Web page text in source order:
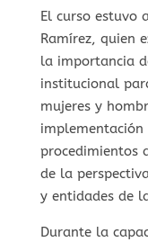
El curso estuvo
Ramírez, quien
la importancia
institucional
mujeres y
implementación
procedimientos
de la
y entidades de
Durante la